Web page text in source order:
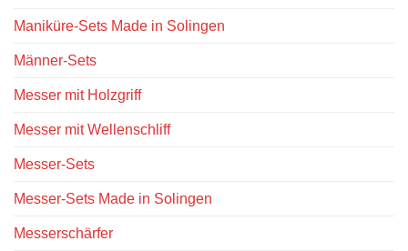
Maniküre-Sets Made in Solingen
Männer-Sets
Messer mit Holzgriff
Messer mit Wellenschliff
Messer-Sets
Messer-Sets Made in Solingen
Messerschärfer